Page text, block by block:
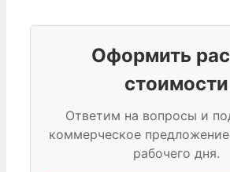
Оформить
стоимости
Ответим на вопросы и
коммерческое предложение
рабочего дня.